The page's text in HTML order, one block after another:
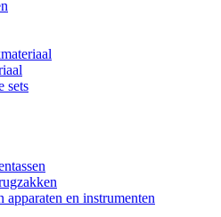
sets
apparaten en instrumenten